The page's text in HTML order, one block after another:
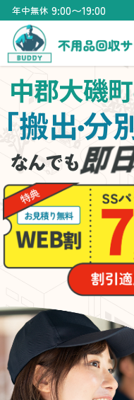
年中無休 9:00〜19:00
中郡大磯町
搬出・分